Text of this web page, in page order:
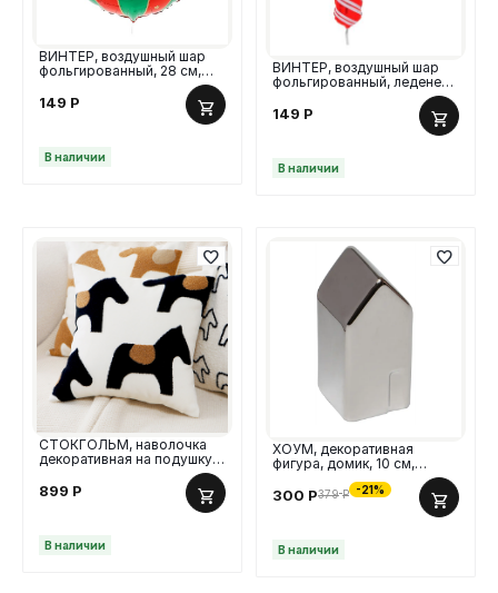
ВИНТЕР, воздушный шар
фольгированный, 28 см,
149 Р
В наличии
ВИНТЕР, воздушный шар
фольгированный, леденец,
32 см, красный/полоски
149 Р
В наличии
СТОКГОЛЬМ, наволочка
декоративная на подушку,
45х45 см, в ассортименте,
4 дизайна
899 Р
В наличии
ХОУМ, декоративная
фигура, домик, 10 см,
керамика, серо-белый
300 Р379 Р -21%
В наличии